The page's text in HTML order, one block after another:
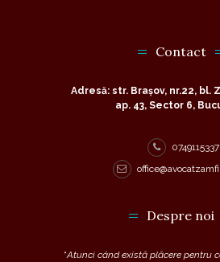
Contact
Adresă: str. Brașov, nr.22, bl.
ap. 43, Sector 6,
0749115337
Despre noi
“Atunci când există plăcere pentru